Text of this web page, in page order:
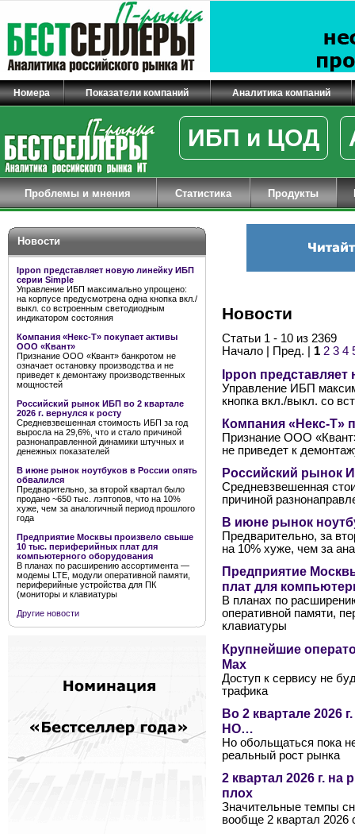
Номера Показатели компаний Аналитика компаний
ИБП и ЦОД
Проблемы и мнения Статистика Продукты
Новости
Ippon представляет новую линейку ИБП
серии Simple
Управление ИБП максимально упрощено:
на корпусе предусмотрена одна кнопка вкл./
выкл. со встроенным светодиодным
индикатором состояния
Компания «Некс-Т» покупает активы
ООО «Квант»
Признание ООО «Квант» банкротом не
означает остановку производства и не
приведет к демонтажу производственных
мощностей
Российский рынок ИБП во 2 квартале
2026 г. вернулся к росту
Средневзвешенная стоимость ИБП за год
выросла на 29,6%, что и стало причиной
разнонаправленной динамики штучных и
денежных показателей
В июне рынок ноутбуков в России опять
обвалился
Предварительно, за второй квартал было
продано ~650 тыс. лэптопов, что на 10%
хуже, чем за аналогичный период прошлого
года
Предприятие Москвы произвело свыше
10 тыс. периферийных плат для
компьютерного оборудования
В планах по расширению ассортимента —
модемы LTE, модули оперативной памяти,
периферийные устройства для ПК
(мониторы и клавиатуры
Другие новости
Новости
Статьи 1 - 10 из 2369
Начало | Пред. | 1 2 3 4
Ippon
Управление ИБП
кнопка вкл./выкл. со
Компания «Некс-Т»
Признание ООО
не приведет к
Российский рынок
Средневзвешенная
причиной
В июне рынок
Предварительно, за
на 10% хуже, чем за
Предприятие
плат для
В планах по
оперативной памяти,
клавиатуры
Крупнейшие
Мах
Доступ к сервису не
трафика
Во 2 квартале 2026
НО…
Но обольщаться пока
реальный рост рынка
2 квартал 2026 г.
плох
Значительные темпы
вообще 2 квартал 2026